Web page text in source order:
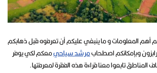
أهم المعلومات و ما ينبغي عليكم أن تعرفوه قبل ذهابكم
وبإمكانكم اصطحابمرشد سياحيمعكم لكي يوفر
تابعوا معنا قراءة هذه الفقرة لمعرفتها.